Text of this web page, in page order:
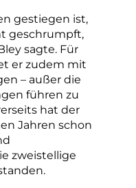
gestiegen ist,
geschrumpft,
sagte. Für
er zudem mit
– außer die
führen zu
hat der
Jahren schon
zweistellige